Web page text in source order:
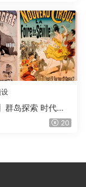
群岛探索 时代马
60 调色预设A
20